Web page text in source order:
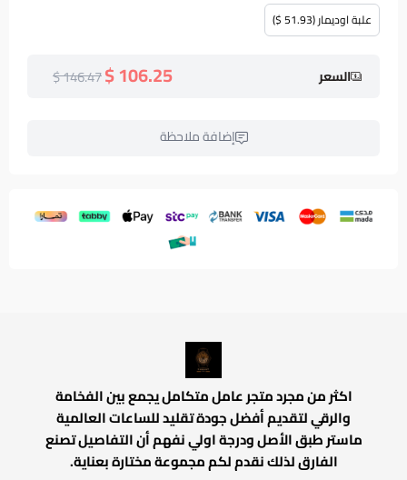
علبة اوديمار (51.93 $)
السعر 106.25 $
146.47 $
إضافة ملاحظة
اكثر من مجرد متجر عامل متكامل يجمع بين الفخامة
والرقي لتقديم أفضل جودة تقليد للساعات العالمية
ماستر طبق الأصل ودرجة اولي نفهم أن التفاصيل تصنع
الفارق لذلك نقدم لكم مجموعة مختارة بعناية.